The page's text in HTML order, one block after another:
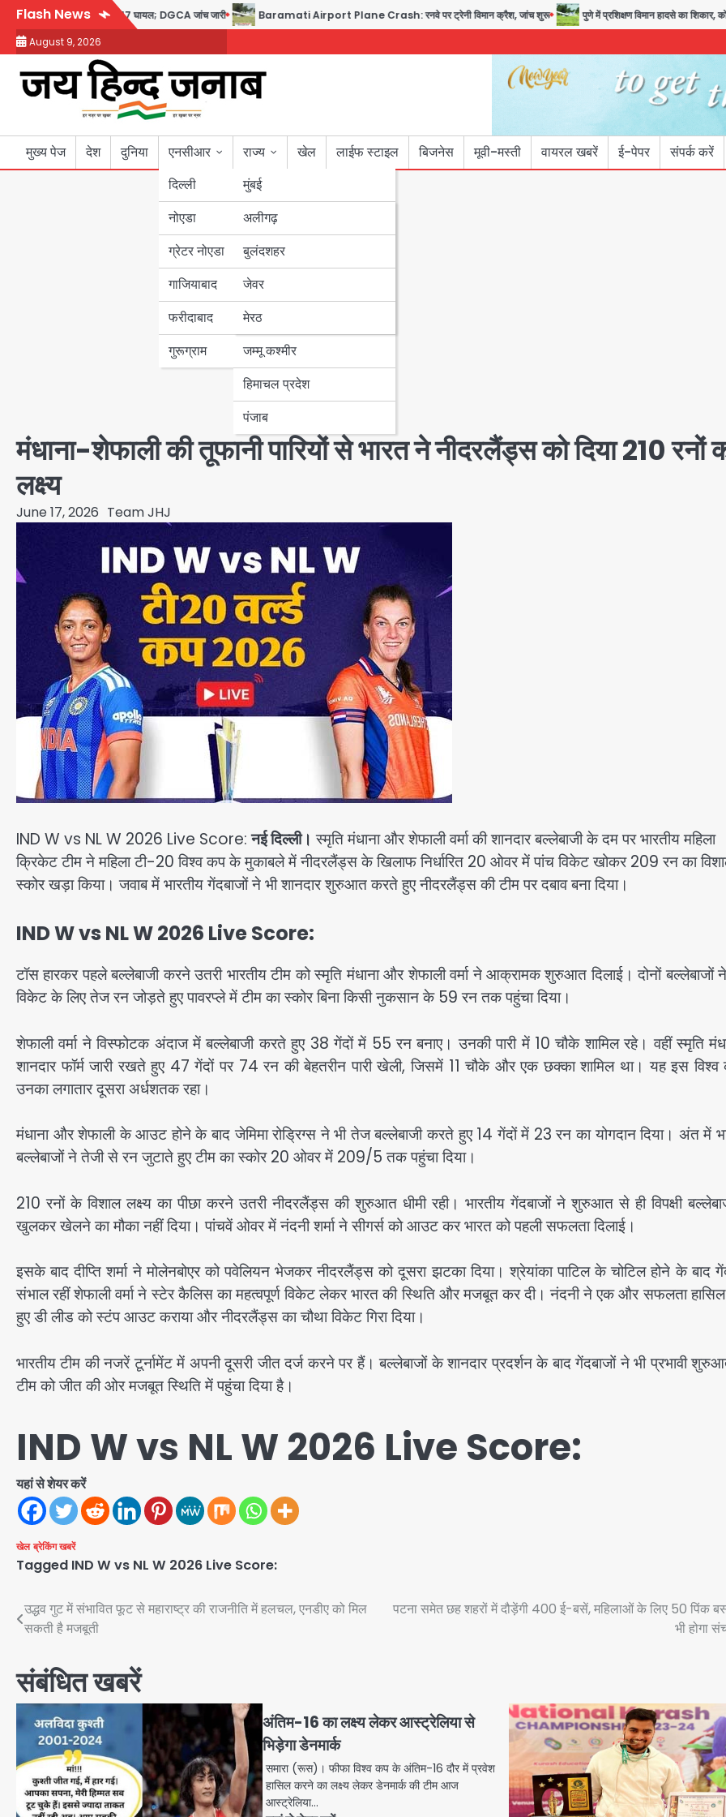
Skip
content
Flash News
टेस्ट पॉजिटिव, 17 घायल; DGCA जांच जारी Baramati Airport Plane Crash: रनवे पर ट्रेनी विमान क्रैश, जांच शुरू पुणे में प्रशिक्षण विमान हादसे का शिकार, कोई
August 9, 2026
मुख्य पेज देश दुनिया
एनसीआर
दिल्ली
नोएडा
ग्रेटर नोएडा
गाजियाबाद
फरीदाबाद
गुरूग्राम
राज्य
मुंबई
उत्तर प्रदेश
अलीगढ़
बुलंदशहर
जेवर
मेरठ
बिहार
पंजाब
हरियाणा
जम्मू कश्मीर
हिमाचल प्रदेश
पंजाब
खेल लाईफ स्टाइल बिजनेस मूवी-मस्ती वायरल खबरें ई-पेपर संपर्क करें
मंधाना-शेफाली की तूफानी पारियों से भारत ने नीदरलैंड्स को दिया 210 रनों
लक्ष्य
June 17, 2026 Team JHJ
IND W vs NL W 2026 Live Score:नई दिल्ली। स्मृति मंधाना और शेफाली वर्मा की शानदार बल्लेबाजी के दम पर भारतीय महिला
क्रिकेट टीम ने महिला टी-20 विश्व कप के मुकाबले में नीदरलैंड्स के खिलाफ निर्धारित 20 ओवर में पांच विकेट खोकर 209 रन का
स्कोर खड़ा किया। जवाब में भारतीय गेंदबाजों ने भी शानदार शुरुआत करते हुए नीदरलैंड्स की टीम पर दबाव बना दिया।
IND W vs NL W 2026 Live Score:
टॉस हारकर पहले बल्लेबाजी करने उतरी भारतीय टीम को स्मृति मंधाना और शेफाली वर्मा ने आक्रामक शुरुआत दिलाई। दोनों बल्लेबाजों
विकेट के लिए तेज रन जोड़ते हुए पावरप्ले में टीम का स्कोर बिना किसी नुकसान के 59 रन तक पहुंचा दिया।
शेफाली वर्मा ने विस्फोटक अंदाज में बल्लेबाजी करते हुए 38 गेंदों में 55 रन बनाए। उनकी पारी में 10 चौके शामिल रहे। वहीं स्मृति
शानदार फॉर्म जारी रखते हुए 47 गेंदों पर 74 रन की बेहतरीन पारी खेली, जिसमें 11 चौके और एक छक्का शामिल था। यह इस
उनका लगातार दूसरा अर्धशतक रहा।
मंधाना और शेफाली के आउट होने के बाद जेमिमा रोड्रिग्स ने भी तेज बल्लेबाजी करते हुए 14 गेंदों में 23 रन का योगदान दिया। अंत में
बल्लेबाजों ने तेजी से रन जुटाते हुए टीम का स्कोर 20 ओवर में 209/5 तक पहुंचा दिया।
210 रनों के विशाल लक्ष्य का पीछा करने उतरी नीदरलैंड्स की शुरुआत धीमी रही। भारतीय गेंदबाजों ने शुरुआत से ही विपक्षी
खुलकर खेलने का मौका नहीं दिया। पांचवें ओवर में नंदनी शर्मा ने सीगर्स को आउट कर भारत को पहली सफलता दिलाई।
इसके बाद दीप्ति शर्मा ने मोलेनबोएर को पवेलियन भेजकर नीदरलैंड्स को दूसरा झटका दिया। श्रेयांका पाटिल के चोटिल होने के बाद
संभाल रहीं शेफाली वर्मा ने स्टेर कैलिस का महत्वपूर्ण विकेट लेकर भारत की स्थिति और मजबूत कर दी। नंदनी ने एक और सफलता
हुए डी लीड को स्टंप आउट कराया और नीदरलैंड्स का चौथा विकेट गिरा दिया।
भारतीय टीम की नजरें टूर्नामेंट में अपनी दूसरी जीत दर्ज करने पर हैं। बल्लेबाजों के शानदार प्रदर्शन के बाद गेंदबाजों ने भी प्रभावी
टीम को जीत की ओर मजबूत स्थिति में पहुंचा दिया है।
IND W vs NL W 2026 Live Score:
यहां से शेयर करें
खेल ब्रेकिंग खबरें
Tagged IND W vs NL W 2026 Live Score:
Post
navigation
उद्धव गुट में संभावित फूट से महाराष्ट्र की राजनीति में हलचल, एनडीए को मिल
सकती है मजबूती
पटना समेत छह शहरों में दौड़ेंगी 400 ई-बसें, महिलाओं के लिए 50 पिंक
भी होगा
संबंधित खबरें
अंतिम-16 का लक्ष्य लेकर आस्ट्रेलिया से
भिड़ेगा डेनमार्क
समारा (रूस)। फीफा विश्व कप के अंतिम-16 दौर में प्रवेश
हासिल करने का लक्ष्य लेकर डेनमार्क की टीम आज
आस्ट्रेलिया…